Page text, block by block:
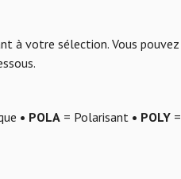
à votre sélection. Vous pouvez
• POLA= Polarisant • POLY=